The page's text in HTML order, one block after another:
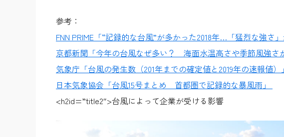
参考：
FNN PRIME「“記録的な台風”が多かった2018年…「猛烈な強さ
京都新聞「今年の台風なぜ多い？ 海面水温高さや季節風強さ
気象庁「台風の発生数（201年までの確定値と2019年の速報値）」
日本気象協会「台風15号まとめ 首都圏で記録的な暴風雨」
<h2id=”title2″>台風によって企業が受ける影響